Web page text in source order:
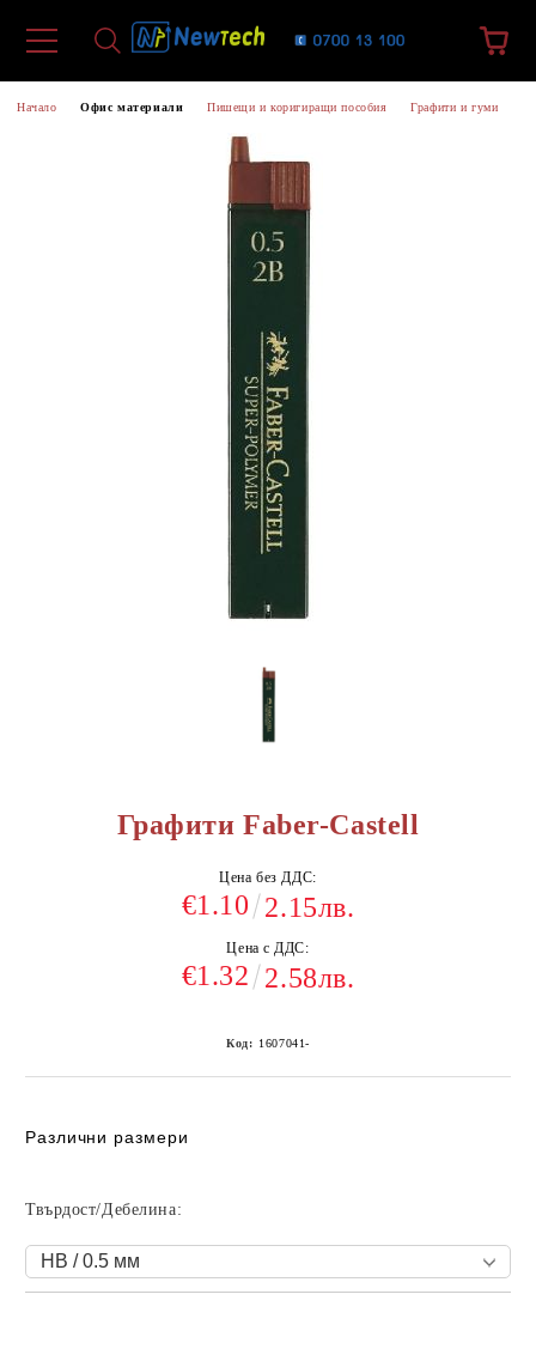
Начало Офис материали Пишещи и коригиращи пособия Графити и гуми
Графити Faber-Castell
Цена без ДДС:
€1.10 2.15лв.
Цена с ДДС:
€1.32 2.58лв.
Код: 1607041-
Различни размери
Твърдост/Дебелина: